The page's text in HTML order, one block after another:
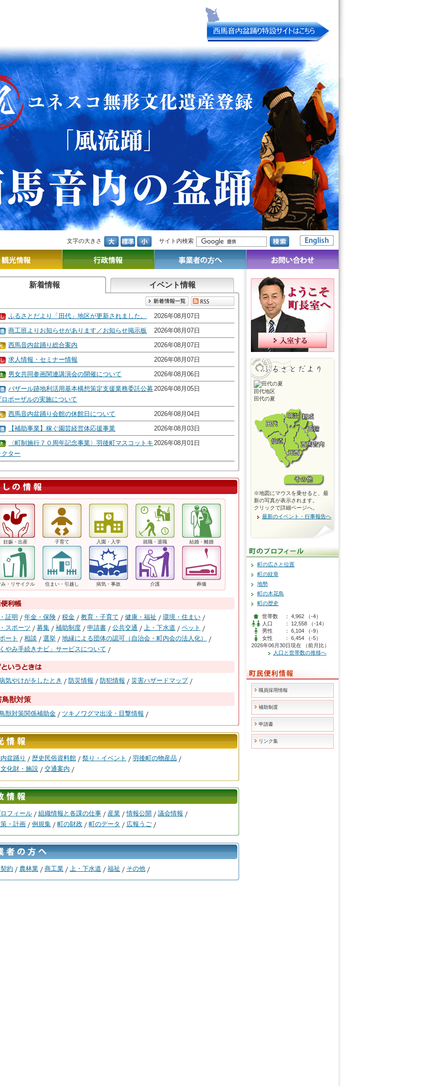
文字の大きさ サイト内検索
新着情報 イベント情報
2026年08月07日
ふるさとだより「田代」地区が更新されました。
2026年08月07日
商工班よりお知らせがあります／お知らせ掲示板
2026年08月07日
西馬音内盆踊り総合案内
2026年08月07日
求人情報・セミナー情報
2026年08月06日
男女共同参画関連講演会の開催について
2026年08月05日
バザール跡地利活用基本構想策定支援業務委託公募
ロポーザルの実施について
2026年08月04日
西馬音内盆踊り会館の休館日について
2026年08月03日
【補助事業】稼ぐ園芸経営体応援事業
2026年08月01日
〈町制施行７０周年記念事業〉羽後町マスコットキ
クター
妊娠・出産 子育て 入園・入学 就職・退職 結婚・離婚
み・リサイクル 住まい・引越し 病気・事故 介護 葬儀
証明 年金・保険 税金 教育・子育て 健康・福祉
環境・住まい
スポーツ
募集 補助制度 申請書 公共交通 上・下水道
ペット
ート
相談 選挙
地縁による団体の認可（自治会・町内会の法人化）
やみ手続きナビ」サービスについて
気やけがをしたとき 防災情報 防犯情報 災害ハザードマップ
鳥獣対策
獣対策関係補助金 ツキノワグマ出没・目撃情報
盆踊り 歴史民俗資料館 祭り・イベント
羽後町の物産品
化財・施設
交通案内
フィール 組織情報と各課の仕事 産業 情報公開
議会情報
・計画
例規集 町の財政 町のデータ 広報うご
約 農林業 商工業 上・下水道 福祉 その他
田代地区
田代の夏
※地図にマウスを乗せると、最
新の写真が表示されます。
クリックで詳細ページへ。
最新のイベント・行事報告へ
町の広さと位置
町の紋章
地勢
町の木花鳥
町の歴史
世帯数
： 4,962 （-4）
人口
： 12,558 （-14）
男性
： 6,104 （-9）
女性
： 6,454 （-5）
2026年06月30日現在 （前月比）
人口と世帯数の推移へ
職員採用情報
補助制度
申請書
リンク集